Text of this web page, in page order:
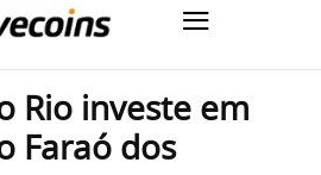
Rio investe em
Faraó dos